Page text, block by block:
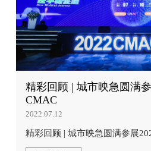
精彩回顾 | 城市映急圆满
CMAC
2022.07.12
精彩回顾 | 城市映急圆满参展